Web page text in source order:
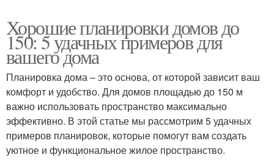
Хорошие планировки домов до
150: 5 удачных примеров для
вашего дома
Планировка дома – это основа, от которой зависит ваш
комфорт и удобство. Для домов площадью до 150 м
важно использовать пространство максимально
эффективно. В этой статье мы рассмотрим 5 удачных
примеров планировок, которые помогут вам создать
уютное и функциональное жилое пространство.